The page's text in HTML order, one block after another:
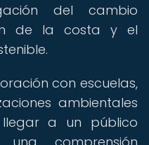
del cambio
de la costa y el
con escuelas,
ambientales
a un público